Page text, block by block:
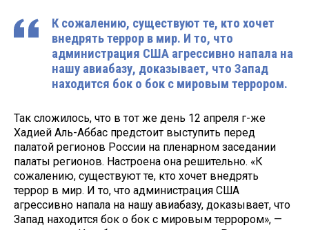
К сожалению, существуют те, кто хочет
внедрять террор в мир. И то, что
администрация США агрессивно напала на
нашу авиабазу, доказывает, что Запад
находится бок о бок с мировым террором.
Так сложилось, что в тот же день 12 апреля г-же
Хадией Аль-Аббас предстоит выступить перед
палатой регионов России на пленарном заседании
палаты регионов. Настроена она решительно. «К
сожалению, существуют те, кто хочет внедрять
террор в мир. И то, что администрация США
агрессивно напала на нашу авиабазу, доказывает, что
Запад находится бок о бок с мировым террором», —